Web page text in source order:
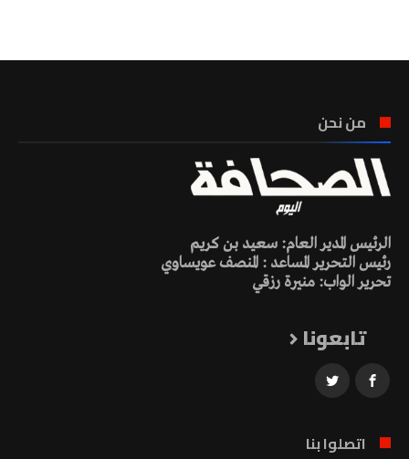
من نحن
الرئيس المدير العام: سعيد بن كريم
رئيس التحرير المساعد : المنصف عويساوي
تحرير الواب: منيرة رزقي
تابعونا
اتصلوا بنا